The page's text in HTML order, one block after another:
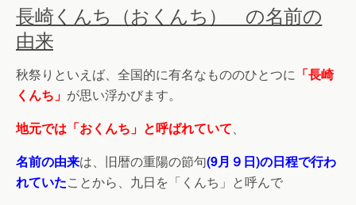
長崎くんち（おくんち） の名前の
由来
秋祭りといえば、全国的に有名なもののひとつに 「長崎
くんち」 が思い浮かびます。
地元では「おくんち」と呼ばれていて、
名前の由来は、旧暦の重陽の節句(9月９日)の日程で行わ
れていたことから、九日を「くんち」と呼んで